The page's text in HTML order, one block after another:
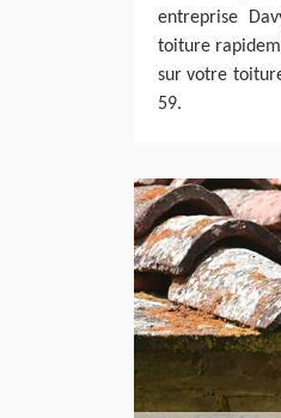
entreprise
toiture
sur votre
59.